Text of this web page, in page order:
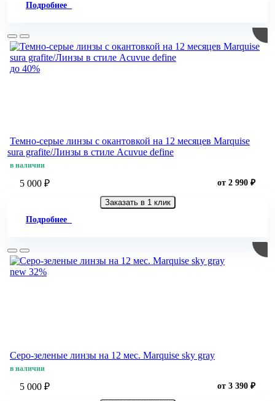
Подробнее
до 40%
Темно-серые линзы с окантовкой на 12 месяцев Marquise
sura grafite/Линзы в стиле Acuvue define
в наличии
5 000 ₽ от 2 990 ₽
Заказать в 1 клик
Подробнее
new 32%
Серо-зеленые линзы на 12 мес. Marquise sky gray
в наличии
5 000 ₽ от 3 390 ₽